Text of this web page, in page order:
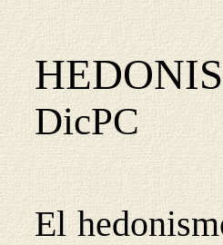
DicPC
El